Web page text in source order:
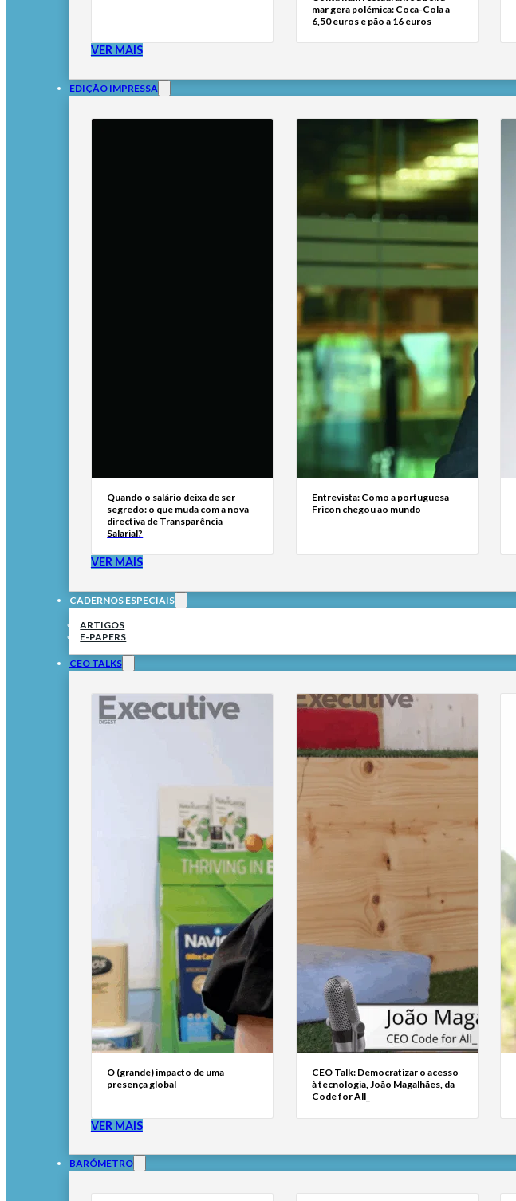
mar gera polémica: Coca-Cola a
6,50 euros e pão a 16 euros
VER MAIS
EDIÇÃO IMPRESSA
Quando o salário deixa de ser
segredo: o que muda com a nova
directiva de Transparência
Salarial?
Entrevista: Como a portuguesa
Fricon chegou ao mundo
VER MAIS
CADERNOS ESPECIAIS
ARTIGOS
E-PAPERS
CEO TALKS
O (grande) impacto de uma
presença global
CEO Talk: Democratizar o acesso
à tecnologia, João Magalhães, da
Code for All_
VER MAIS
BARÓMETRO